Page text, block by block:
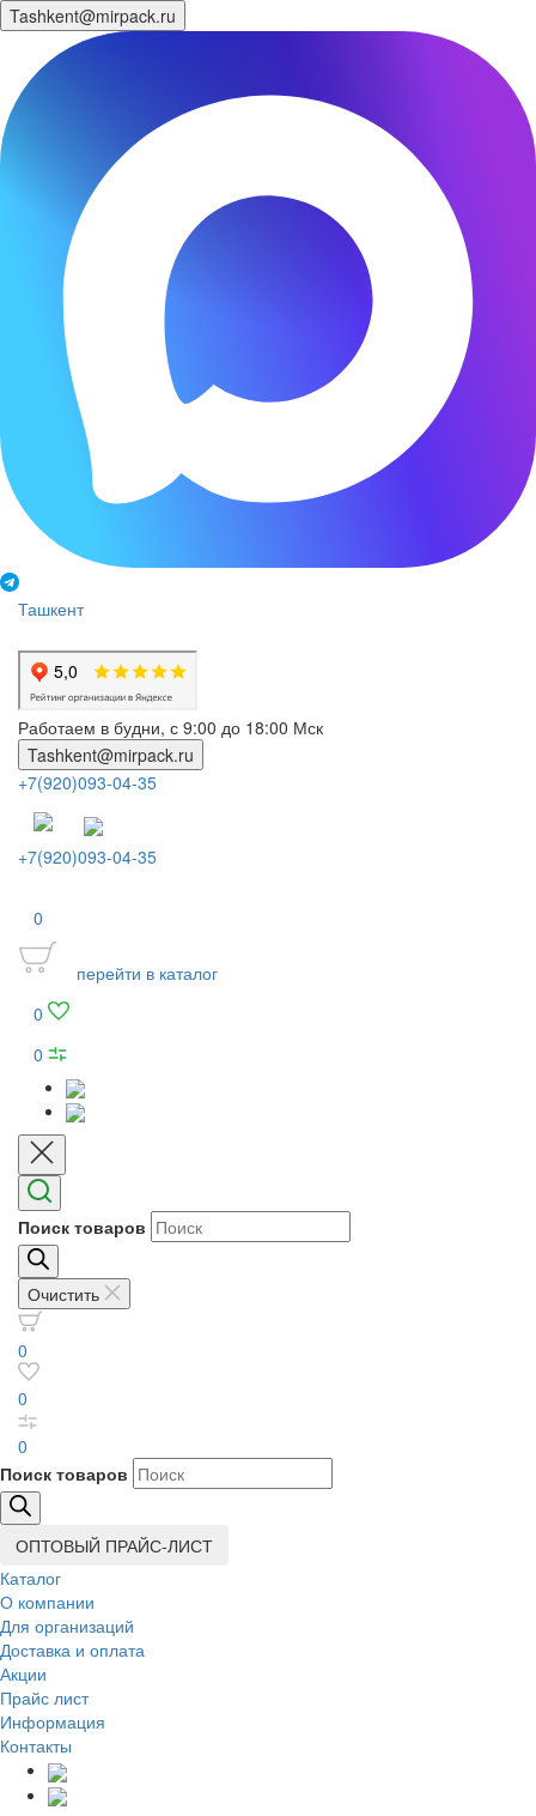
Tashkent@mirpack.ru
Ташкент
Работаем в будни, с 9:00 до 18:00 Мск
Tashkent@mirpack.ru
+7(920)093-04-35
+7(920)093-04-35
0
перейти в каталог
0
0
Поиск товаров
Очистить
0
0
0
Поиск товаров
ОПТОВЫЙ ПРАЙС-ЛИСТ
Каталог
О компании
Для организаций
Доставка и оплата
Акции
Прайс лист
Информация
Контакты